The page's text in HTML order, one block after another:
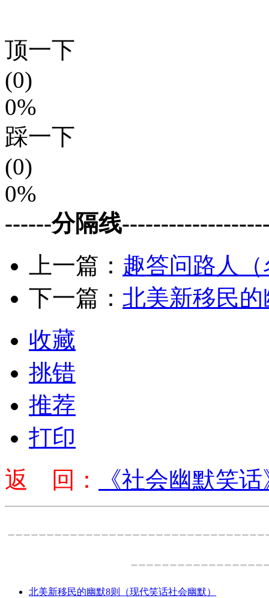
顶一下
(0)
0%
踩一下
(0)
0%
------分隔线
上一篇： 趣答问路人
下一篇： 北美新移民
收藏
挑错
推荐
打印
返 回：
《社会幽默笑
北美新移民的幽默8则（现代笑话社会幽默）